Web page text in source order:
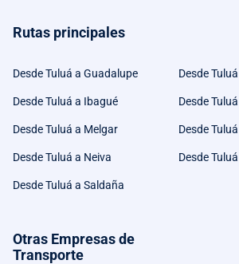
Rutas principales
Desde Tuluá a Guadalupe Desde
Desde Tuluá a Ibagué Desde
Desde Tuluá a Melgar Desde
Desde Tuluá a Neiva Desde
Desde Tuluá a Saldaña
Otras Empresas de
Transporte